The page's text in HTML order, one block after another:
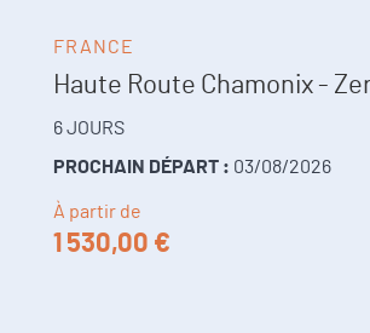
FRANCE
Haute Route Chamonix -
6 JOURS
PROCHAIN DÉPART : 03/08/2026
À partir de
1 530,00 €